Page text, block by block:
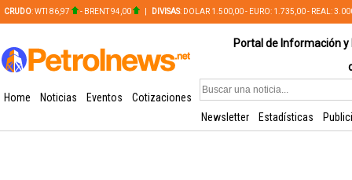
CRUDO: WTI 86,97 - BRENT 94,00 DIVISAS: DOLAR 1.500,00 - EURO: 1.735,00 - REAL:
Portal de Información
Home Noticias Eventos
Cotizaciones
Newsletter
Estadísticas